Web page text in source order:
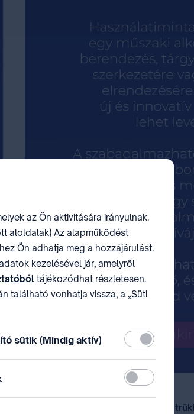
jogok, ezért élete során minden
az Ön aktivitására irányulnak.
aloldalak) Az alapműködést
Ön adhatja meg a hozzájárulást.
kezelésével jár, amelyről
tájékozódhat részletesen.
található vonhatja vissza, a „Süti
sütik (Mindig aktív) Kötelező
Statisztikai